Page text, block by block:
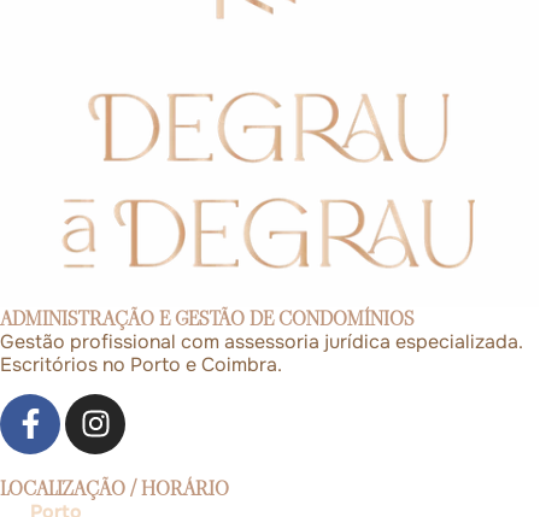
ADMINISTRAÇÃO E GESTÃO DE CONDOMÍNIOS
Gestão profissional com assessoria jurídica especializada.
Escritórios no Porto e Coimbra.
LOCALIZAÇÃO / HORÁRIO
Porto